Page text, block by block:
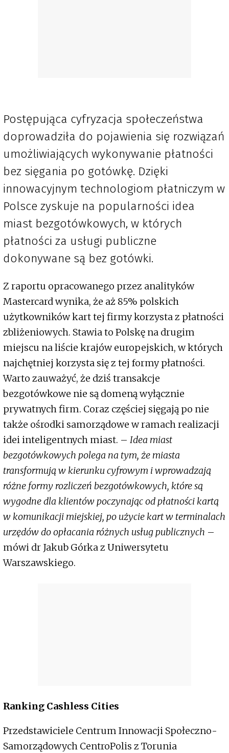
Postępująca cyfryzacja społeczeństwa
doprowadziła do pojawienia się rozwiązań
umożliwiających wykonywanie płatności
bez sięgania po gotówkę. Dzięki
innowacyjnym technologiom płatniczym w
Polsce zyskuje na popularności idea
miast bezgotówkowych, w których
płatności za usługi publiczne
dokonywane są bez gotówki.
Z raportu opracowanego przez analityków
Mastercard wynika, że aż 85% polskich
użytkowników kart tej firmy korzysta z płatności
zbliżeniowych. Stawia to Polskę na drugim
miejscu na liście krajów europejskich, w których
najchętniej korzysta się z tej formy płatności.
Warto zauważyć, że dziś transakcje
bezgotówkowe nie są domeną wyłącznie
prywatnych firm. Coraz częściej sięgają po nie
także ośrodki samorządowe w ramach realizacji
idei inteligentnych miast. – Idea miast
bezgotówkowych polega na tym, że miasta
transformują w kierunku cyfrowym i wprowadzają
różne formy rozliczeń bezgotówkowych, które są
wygodne dla klientów poczynając od płatności kartą
w komunikacji miejskiej, po użycie kart w terminalach
urzędów do opłacania różnych usług publicznych –
mówi dr Jakub Górka z Uniwersytetu
Warszawskiego.
Ranking Cashless Cities
Przedstawiciele Centrum Innowacji Społeczno-
Samorządowych CentroPolis z Torunia